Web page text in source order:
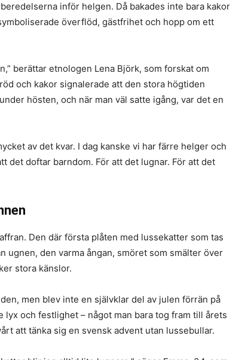
inför helgen. Då bakades inte bara kakor
överflöd, gästfrihet och hopp om ett
berättar etnologen Lena Björk, som forskat om
och kakor signalerade att den stora högtiden
hösten, och när man väl satte igång, var det en
av det kvar. I dag kanske vi har färre helger och
det doftar barndom. För att det lugnar. För att det
Den där första plåten med lussekatter som tas
ugnen, den varma ångan, smöret som smälter över
stora känslor.
men blev inte en självklar del av julen förrän på
och festlighet – något man bara tog fram till årets
att tänka sig en svensk advent utan lussebullar.